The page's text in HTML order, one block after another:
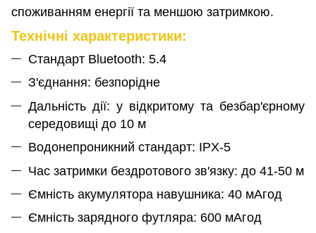
споживанням енергії та меншою затримкою.
Технічні характеристики:
Стандарт Bluetooth: 5.4
З'єднання: безпорідне
Дальність дії: у відкритому та безбар'єрному
середовищі до 10 м
Водонепроникний стандарт: IPX-5
Час затримки бездротового зв'язку: до 41-50 м
Ємність акумулятора навушника: 40 мАгод
Ємність зарядного футляра: 600 мАгод